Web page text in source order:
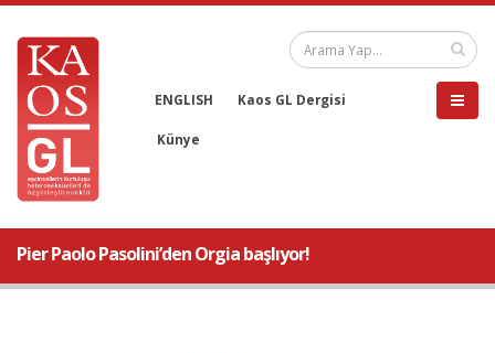
ENGLISH Kaos GL Dergisi
Künye
Pier Paolo Pasolini’den Orgia başlıyor!